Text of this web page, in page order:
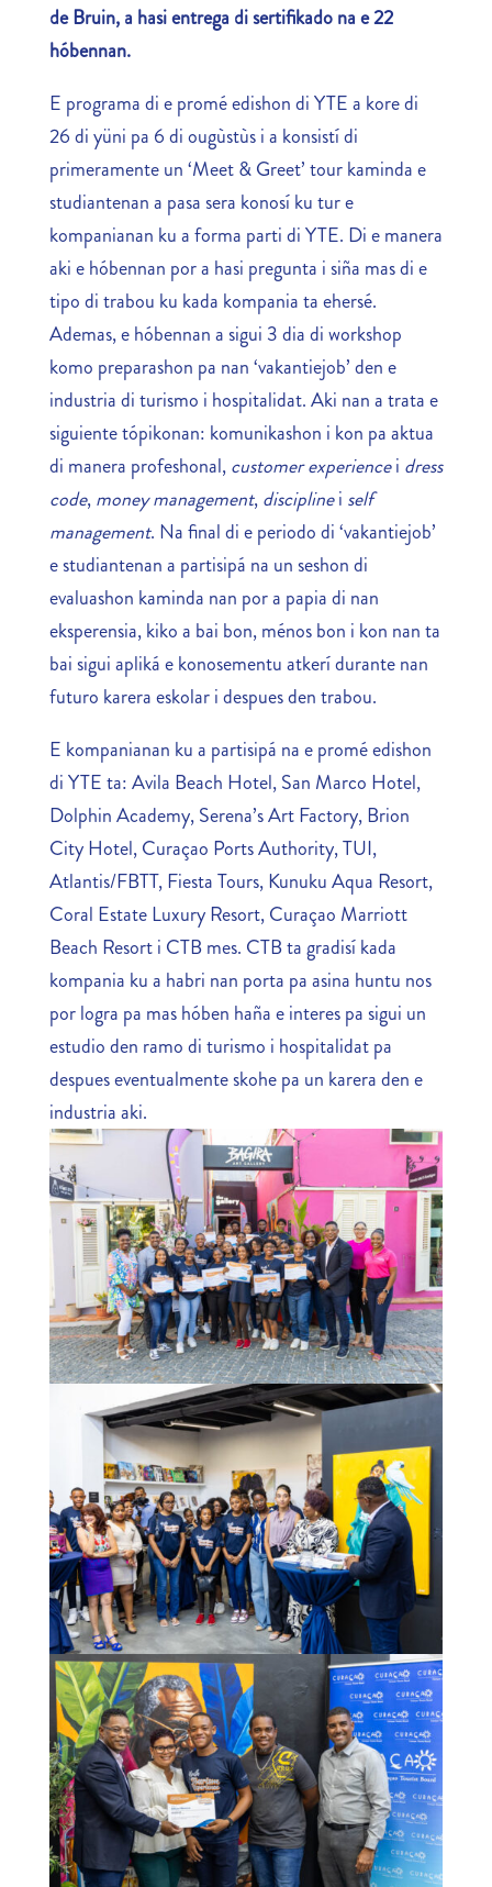
de Bruin, a hasi entrega di sertifikado na e 22
hóbennan.
E programa di e promé edishon di YTE a kore di
26 di yüni pa 6 di ougùstùs i a konsistí di
primeramente un ‘Meet & Greet’ tour kaminda e
studiantenan a pasa sera konosí ku tur e
kompanianan ku a forma parti di YTE. Di e manera
aki e hóbennan por a hasi pregunta i siña mas di e
tipo di trabou ku kada kompania ta ehersé.
Ademas, e hóbennan a sigui 3 dia di workshop
komo preparashon pa nan ‘vakantiejob’ den e
industria di turismo i hospitalidat. Aki nan a trata e
siguiente tópikonan: komunikashon i kon pa aktua
di manera profeshonal,customer experiencei dress
code,money management,disciplinei self
management. Na final di e periodo di ‘vakantiejob’
e studiantenan a partisipá na un seshon di
evaluashon kaminda nan por a papia di nan
eksperensia, kiko a bai bon, ménos bon i kon nan ta
bai sigui apliká e konosementu atkerí durante nan
futuro karera eskolar i despues den trabou.
E kompanianan ku a partisipá na e promé edishon
di YTE ta: Avila Beach Hotel, San Marco Hotel,
Dolphin Academy, Serena’s Art Factory, Brion
City Hotel, Curaçao Ports Authority, TUI,
Atlantis/FBTT, Fiesta Tours, Kunuku Aqua Resort,
Coral Estate Luxury Resort, Curaçao Marriott
Beach Resort i CTB mes. CTB ta gradisí kada
kompania ku a habri nan porta pa asina huntu nos
por logra pa mas hóben haña e interes pa sigui un
estudio den ramo di turismo i hospitalidat pa
despues eventualmente skohe pa un karera den e
industria aki.